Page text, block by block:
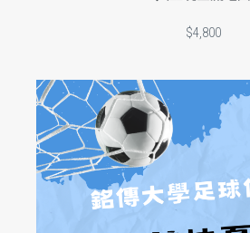
$4,800